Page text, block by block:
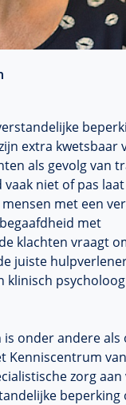
extra kwetsbaar
als gevolg van
niet of pas
met een
met
klachten vraagt
juiste
klinisch psycholoog
is onder andere
Kenniscentrum
zorg aan
beperking